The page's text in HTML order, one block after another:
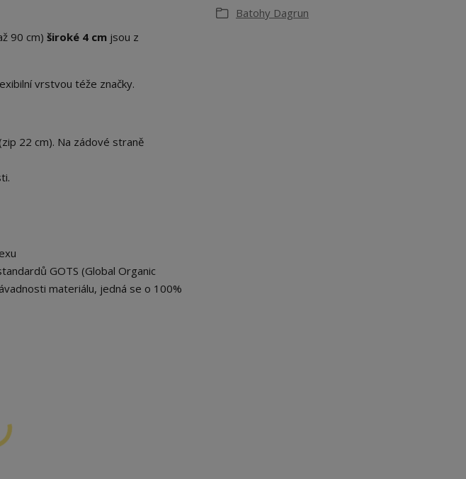
90 cm) široké 4 cm jsou z
vrstvou téže značky.
(zip 22 cm). Na zádové straně
GOTS (Global Organic
materiálu, jedná se o 100%
Batohy Dagrun